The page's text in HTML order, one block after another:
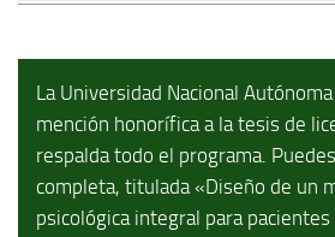
La Universidad Nacional
mención honorífica a la tesis de
respalda todo el programa.
completa, titulada «Diseño de un
psicológica integral para